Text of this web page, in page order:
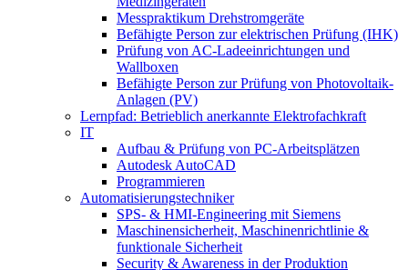
Messpraktikum Drehstromgeräte
Befähigte Person zur elektrischen Prüfung (IHK)
Prüfung von AC-Ladeeinrichtungen und
Wallboxen
Befähigte Person zur Prüfung von Photovoltaik-
Anlagen (PV)
Lernpfad: Betrieblich anerkannte Elektrofachkraft
IT
Aufbau & Prüfung von PC-Arbeitsplätzen
Autodesk AutoCAD
Programmieren
Automatisierungstechniker
SPS‑ & HMI‑Engineering mit Siemens
Maschinensicherheit, Maschinenrichtlinie &
funktionale Sicherheit
Security & Awareness in der Produktion